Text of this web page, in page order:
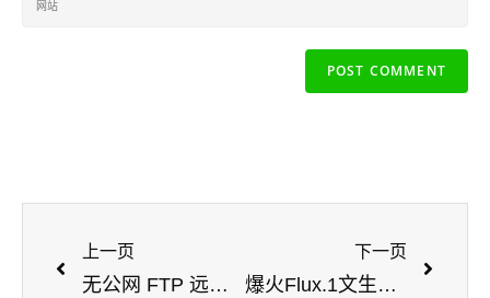
上一页
无公网 FTP 远程连接OpenMediaVault共享文件夹
下一页
爆火Flux.1文生图神器及ComfyUI本地部署与远程访问教程